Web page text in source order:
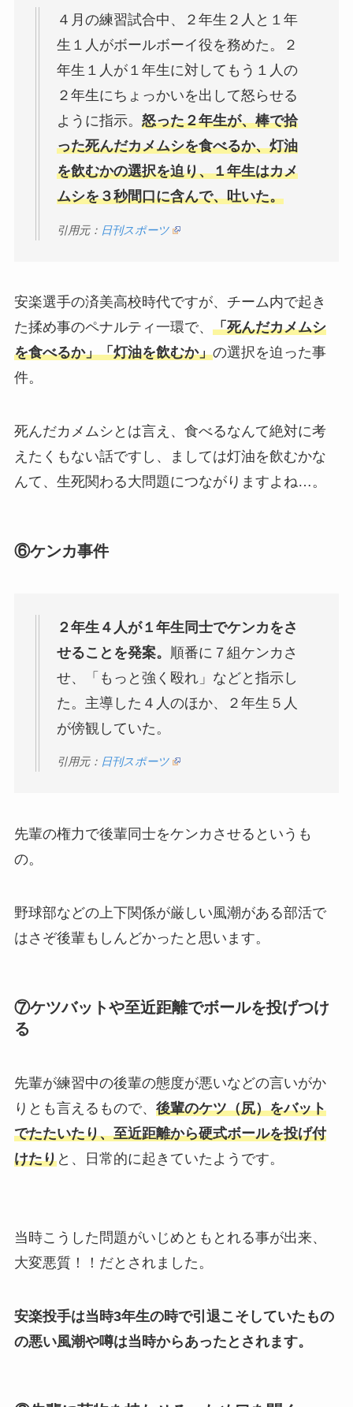
４月の練習試合中、２年生２人と１年
生１人がボールボーイ役を務めた。２
年生１人が１年生に対してもう１人の
２年生にちょっかいを出して怒らせる
ように指示。 怒った２年生が、棒で拾
った死んだカメムシを食べるか、灯油
を飲むかの選択を迫り、１年生はカメ
ムシを３秒間口に含んで、吐いた。
引用元： 日刊スポーツ
安楽選手の済美高校時代ですが、チーム内で起き
た揉め事のペナルティ一環で、 「死んだカメムシ
を食べるか」「灯油を飲むか」の選択を迫った事
件。
死んだカメムシとは言え、食べるなんて絶対に考
えたくもない話ですし、ましては灯油を飲むかな
んて、生死関わる大問題につながりますよね…。
⑥ケンカ事件
２年生４人が１年生同士でケンカをさ
せることを発案。 順番に７組ケンカさ
せ、「もっと強く殴れ」などと指示し
た。主導した４人のほか、２年生５人
が傍観していた。
引用元： 日刊スポーツ
先輩の権力で後輩同士をケンカさせるというも
の。
野球部などの上下関係が厳しい風潮がある部活で
はさぞ後輩もしんどかったと思います。
⑦ケツバットや至近距離でボールを投げつけ
る
先輩が練習中の後輩の態度が悪いなどの言いがか
りとも言えるもので、 後輩のケツ（尻）をバット
でたたいたり、至近距離から硬式ボールを投げ付
けたりと、日常的に起きていたようです。
当時こうした問題がいじめともとれる事が出来、
大変悪質！！だとされました。
安楽投手は当時3年生の時で引退こそしていたもの
の悪い風潮や噂は当時からあったとされます。